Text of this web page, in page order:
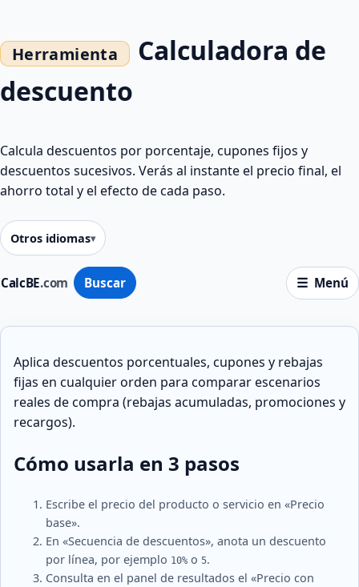
CalcBE.com Buscar Menú
Calculadora de
descuento
Calcula descuentos por porcentaje, cupones fijos y
descuentos sucesivos. Verás al instante el precio final, el
ahorro total y el efecto de cada paso.
Otros idiomas
Aplica descuentos porcentuales, cupones y rebajas
fijas en cualquier orden para comparar escenarios
reales de compra (rebajas acumuladas, promociones y
recargos).
Cómo usarla en 3 pasos
Escribe el precio del producto o servicio en «Precio
base».
En «Secuencia de descuentos», anota un descuento
por línea, por ejemplo 10% o 5.
Consulta en el panel de resultados el «Precio con